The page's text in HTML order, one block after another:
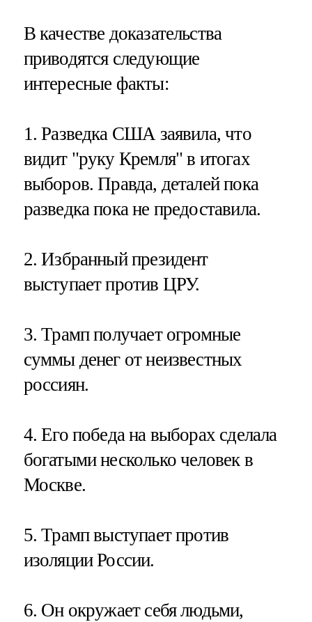
В качестве доказательства
приводятся следующие
интересные факты:
1. Разведка США заявила, что
видит "руку Кремля" в итогах
выборов. Правда, деталей пока
разведка пока не предоставила.
2. Избранный президент
выступает против ЦРУ.
3. Трамп получает огромные
суммы денег от неизвестных
россиян.
4. Его победа на выборах сделала
богатыми несколько человек в
Москве.
5. Трамп выступает против
изоляции России.
6. Он окружает себя людьми,